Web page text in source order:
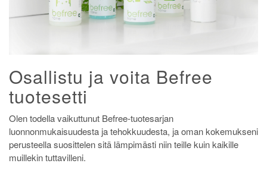
Osallistu ja voita Befree
tuotesetti
Olen todella vaikuttunut Befree-tuotesarjan
luonnonmukaisuudesta ja tehokkuudesta, ja oman kokemukseni
perusteella suosittelen sitä lämpimästi niin teille kuin kaikille
muillekin tuttavilleni.